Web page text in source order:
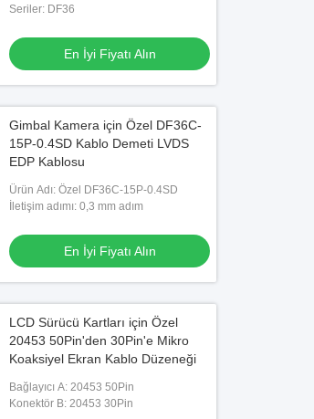
SD40-B JST
Koaksiyel lvds edp Kablo Tertibatı
Seriler: DF36
En İyi Fiyatı Alın
Gimbal Kamera için Özel DF36C-
15P-0.4SD Kablo Demeti LVDS
EDP Kablosu
Ürün Adı: Özel DF36C-15P-0.4SD
İletişim adımı: 0,3 mm adım
En İyi Fiyatı Alın
LCD Sürücü Kartları için Özel
20453 50Pin'den 30Pin'e Mikro
Koaksiyel Ekran Kablo Düzeneği
Bağlayıcı A: 20453 50Pin
Konektör B: 20453 30Pin